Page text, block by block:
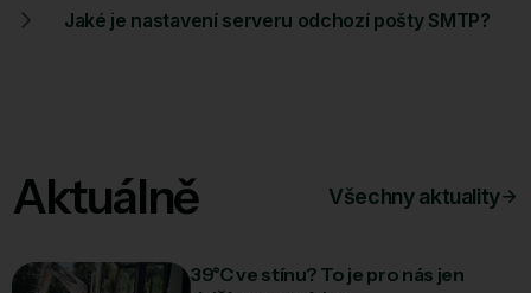
Jaké je nastavení serveru odchozí pošty SMTP?
Aktuálně Všechny aktuality
39°C ve stínu? To je pro nás jen